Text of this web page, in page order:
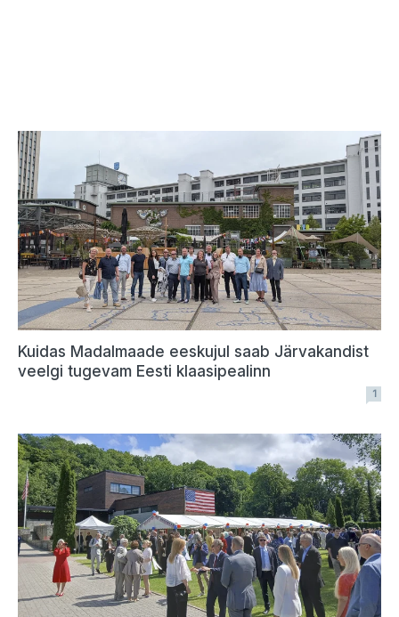
Kuidas Madalmaade eeskujul saab Järvakandist
veelgi tugevam Eesti klaasipealinn
1